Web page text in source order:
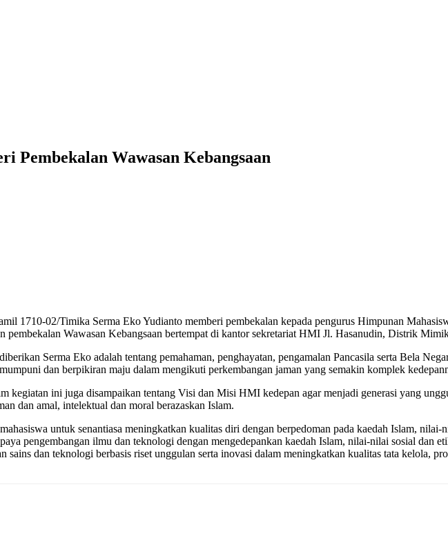
Pembekalan Wawasan Kebangsaan
1710-02/Timika Serma Eko Yudianto memberi pembekalan kepada pengurus Himpunan
pembekalan Wawasan Kebangsaan bertempat di kantor sekretariat HMI Jl. Hasanudin, Distrik
Serma Eko adalah tentang pemahaman, penghayatan, pengamalan Pancasila serta Bela
dan berpikiran maju dalam mengikuti perkembangan jaman yang semakin komplek
kegiatan ini juga disampaikan tentang Visi dan Misi HMI kedepan agar menjadi generasi yang
dan amal, intelektual dan moral berazaskan Islam.
untuk senantiasa meningkatkan kualitas diri dengan berpedoman pada kaedah Islam,
pengembangan ilmu dan teknologi dengan mengedepankan kaedah Islam, nilai-nilai sosial dan
sains dan teknologi berbasis riset unggulan serta inovasi dalam meningkatkan kualitas tata kelola,